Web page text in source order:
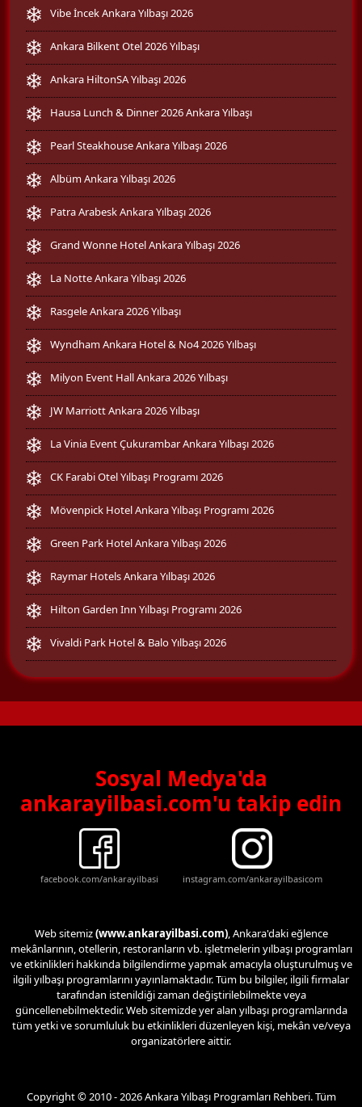
Vibe İncek Ankara Yılbaşı 2026
Ankara Bilkent Otel 2026 Yılbaşı
Ankara HiltonSA Yılbaşı 2026
Hausa Lunch & Dinner 2026 Ankara Yılbaşı
Pearl Steakhouse Ankara Yılbaşı 2026
Albüm Ankara Yılbaşı 2026
Patra Arabesk Ankara Yılbaşı 2026
Grand Wonne Hotel Ankara Yılbaşı 2026
La Notte Ankara Yılbaşı 2026
Rasgele Ankara 2026 Yılbaşı
Wyndham Ankara Hotel & No4 2026 Yılbaşı
Milyon Event Hall Ankara 2026 Yılbaşı
JW Marriott Ankara 2026 Yılbaşı
La Vinia Event Çukurambar Ankara Yılbaşı 2026
CK Farabi Otel Yılbaşı Programı 2026
Mövenpick Hotel Ankara Yılbaşı Programı 2026
Green Park Hotel Ankara Yılbaşı 2026
Raymar Hotels Ankara Yılbaşı 2026
Hilton Garden Inn Yılbaşı Programı 2026
Vivaldi Park Hotel & Balo Yılbaşı 2026
Sosyal Medya'da
ankarayilbasi.com'u takip edin
facebook.com/ankarayilbasi instagram.com/ankarayilbasicom
Web sitemiz(www.ankarayilbasi.com), Ankara'daki eğlence
mekânlarının, otellerin, restoranların vb. işletmelerin yılbaşı programları
ve etkinlikleri hakkında bilgilendirme yapmak amacıyla oluşturulmuş ve
ilgili yılbaşı programlarını yayınlamaktadır. Tüm bu bilgiler, ilgili firmalar
tarafından istenildiği zaman değiştirilebilmekte veya
güncellenebilmektedir. Web sitemizde yer alan yılbaşı programlarında
tüm yetki ve sorumluluk bu etkinlikleri düzenleyen kişi, mekân ve/veya
organizatörlere aittir.
Copyright © 2010 - 2026 Ankara Yılbaşı Programları Rehberi. Tüm